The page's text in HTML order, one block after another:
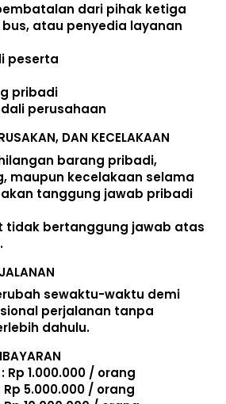
dari pihak ketiga
atau penyedia layanan
peserta
pribadi
perusahaan
DAN KECELAKAAN
barang pribadi,
maupun kecelakaan selama
tanggung jawab pribadi
tidak bertanggung jawab atas
sewaktu-waktu demi
perjalanan tanpa
dahulu.
: Rp 1.000.000 / orang
5.000.000 / orang